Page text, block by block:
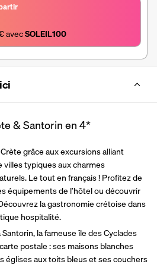
avec SOLEIL100
& Santorin en 4*
grâce aux excursions alliant
typiques aux charmes
Le tout en français ! Profitez de
équipements de l’hôtel ou découvrir
la gastronomie crétoise dans
hospitalité.
la fameuse île des Cyclades
postale : ses maisons blanches
églises aux toits bleus et ses couchers